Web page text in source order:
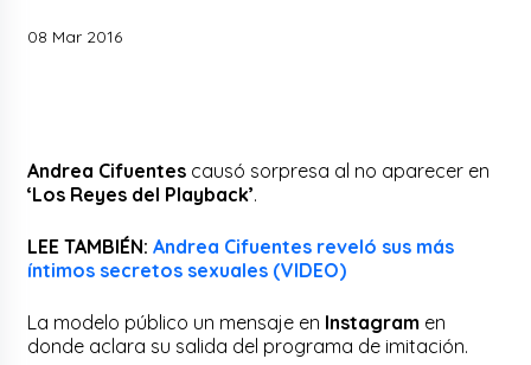
08 Mar 2016
Andrea Cifuentes causó sorpresa al no aparecer en
‘Los Reyes del Playback’.
LEE TAMBIÉN:Andrea Cifuentes reveló sus más
íntimos secretos sexuales (VIDEO)
La modelo público un mensaje en Instagram en
donde aclara su salida del programa de imitación.